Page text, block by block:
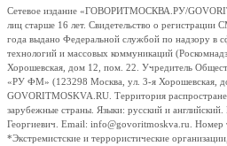
Сетевое издание «ГОВОРИТМОСКВА.РУ/
лиц старше 16 лет. Свидетельство о
года выдано Федеральной службой по надзору в
технологий и массовых коммуникаций
Хорошевская, дом 12, пом. 22. Учредитель
«РУ ФМ» (123298 Москва, ул. 3-я Хорошевская,
GOVORITMOSKVA.RU. Территория
зарубежные страны. Языки: русский и
Георгиевич. Email: info@govoritmoskva.ru. Номер
*Экстремистские и террористические